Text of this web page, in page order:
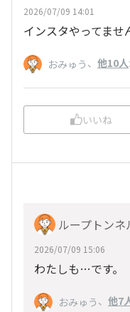
2026/07/09 14:01
インスタやってませ
おみゅう 、 他10人
いいね
ループトンネ
2026/07/09 15:06
わたしも…です。
おみゅう 、 他7